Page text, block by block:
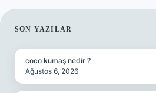
SIDEBAR
SON YAZILAR
coco kumaş nedir ?
Ağustos 6, 2026